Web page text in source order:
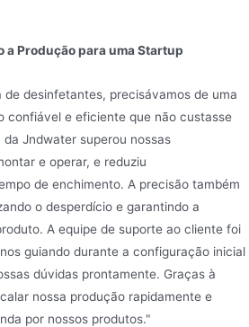
a Produção para uma Startup
desinfetantes, precisávamos de uma
confiável e eficiente que não custasse
Jndwater superou nossas
e operar, e reduziu
de enchimento. A precisão também
o desperdício e garantindo a
A equipe de suporte ao cliente foi
guiando durante a configuração inicial
dúvidas prontamente. Graças à
nossa produção rapidamente e
por nossos produtos."